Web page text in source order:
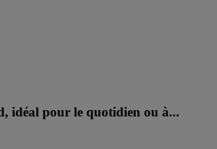
idéal pour le quotidien ou à...